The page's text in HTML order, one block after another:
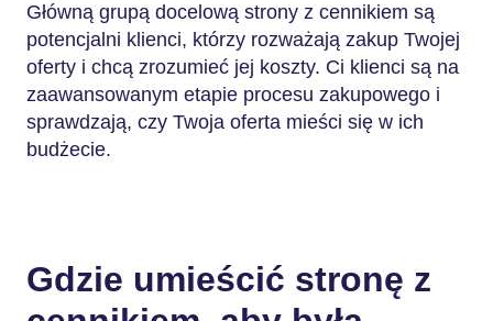
Główną grupą docelową strony z cennikiem są
potencjalni klienci, którzy rozważają zakup Twojej
oferty i chcą zrozumieć jej koszty. Ci klienci są na
zaawansowanym etapie procesu zakupowego i
sprawdzają, czy Twoja oferta mieści się w ich
budżecie.
Gdzie umieścić stronę z